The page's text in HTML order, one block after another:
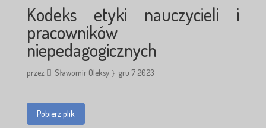
Kodeks etyki nauczycieli i
pracowników
niepedagogicznych
przez Sławomir Oleksy gru 7 2023
Pobierz plik